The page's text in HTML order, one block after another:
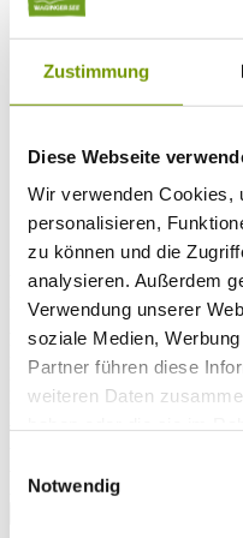
Zustimmung
Diese Webseite
Wir verwenden Cookies,
personalisieren,
zu können und die
analysieren. Außerdem
Verwendung unserer
soziale Medien,
Partner führen diese
weiteren Daten
Notwendig
BiOS
Service
Team
Social
UNTERKÜNFTE
Bitte wählen Sie einen Ort
Anreise*
Nächte
Erwachsene
Kinder
Alter Kind 4